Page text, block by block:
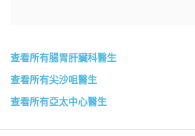
查看所有腸胃肝臟科醫生
查看所有尖沙咀醫生
查看所有亞太中心醫生